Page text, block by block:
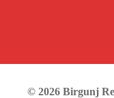
© 2026 Birgunj